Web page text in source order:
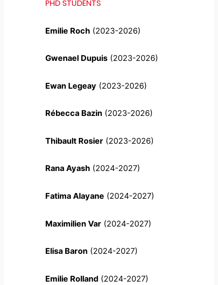
PHD STUDENTS
Emilie Roch(2023-2026)
Gwenael Dupuis(2023-2026)
Ewan Legeay (2023-2026)
Rébecca Bazin(2023-2026)
Thibault Rosier(2023-2026)
Rana Ayash(2024-2027)
Fatima Alayane (2024-2027)
Maximilien Var(2024-2027)
Elisa Baron(2024-2027)
Emilie Rolland(2024-2027)